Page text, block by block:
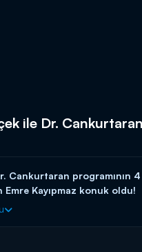
ile Dr.
Cankurtaran programının
Emre Kayıpmaz konuk oldu!
halkın merak ettiği